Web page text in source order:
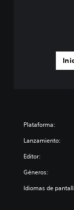
Plataforma:
Lanzamiento:
Editor:
Géneros:
Idiomas de